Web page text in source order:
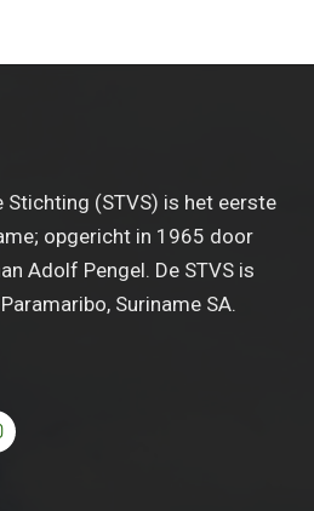
Stichting (STVS) is het eerste
opgericht in 1965 door
Adolf Pengel. De STVS is
Suriname SA.